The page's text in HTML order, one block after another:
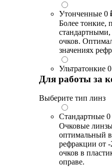
Утонченные 0
Более тонкие,
очков.
значениях
Ультратонкие
Для работы за
Выберите тип линз
Стандартные
Очковые
оптимальный
рефракции от
очков в
оправе.